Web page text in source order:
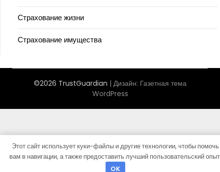
Страхование жизни
Страхование имущества
©2026 TrustGuardian | Дизайн: Газетная тема
WordPress
Этот сайт использует куки-файлы и другие технологии, чтобы помочь
вам в навигации, а также предоставить лучший пользовательский
OK